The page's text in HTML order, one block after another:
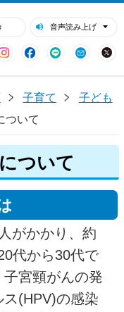
音声読み上げ
Instagram
Facebook
LINE Mail
子育て
子ども
ついて
ついて
がかかり、約
代から30代で
宮頸がんの発
(HPV)の感染